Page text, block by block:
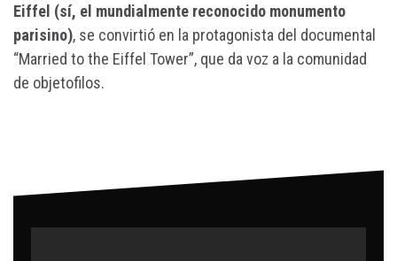
Eiffel (sí, el mundialmente reconocido monumento
parisino), se convirtió en la protagonista del documental
“Married to the Eiffel Tower”, que da voz a la comunidad
de objetofilos.